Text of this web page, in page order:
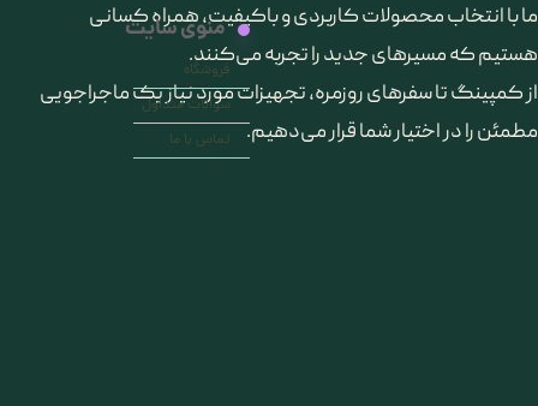
ما با انتخاب محصولات کاربردی و باکیفیت، همراه کسانی
هستیم که مسیرهای جدید را تجربه می‌کنند.
از کمپینگ تا سفرهای روزمره، تجهیزات مورد نیاز یک ماجراجویی
مطمئن را در اختیار شما قرار می‌دهیم.
منوی سایت
فروشگاه
سوالات متداول
تماس با ما